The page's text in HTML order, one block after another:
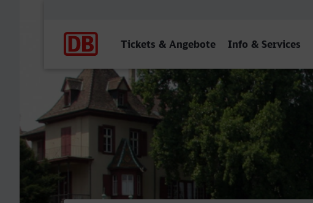
Tickets & Angebote Info & Services
Gevelsberg Hbf - Basel SBB